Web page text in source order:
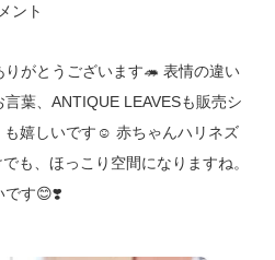
ント
がとうございます🦔 表情の違い
葉、ANTIQUE LEAVESも販売シ
も嬉しいです☺️ 赤ちゃんハリネズ
も、ほっこり空間になりますね。
です😊❣️